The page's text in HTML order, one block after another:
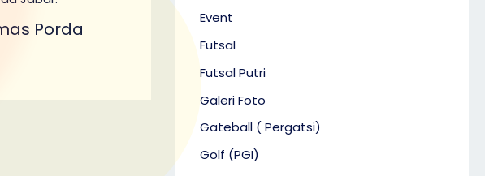
Porda
Event
Futsal
Futsal Putri
Galeri Foto
Gateball ( Pergatsi)
Golf (PGI)